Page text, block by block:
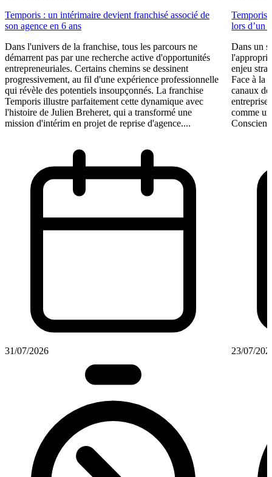
Temporis : un intérimaire devient franchisé associé de
son agence en 6 ans
Dans l'univers de la franchise, tous les parcours ne
démarrent pas par une recherche active d'opportunités
entrepreneuriales. Certains chemins se dessinent
progressivement, au fil d'une expérience professionnelle
qui révèle des potentiels insoupçonnés. La franchise
Temporis illustre parfaitement cette dynamique avec
l'histoire de Julien Breheret, qui a transformé une
mission d'intérim en projet de reprise d'agence....
31/07/2026
Temporis
lors d’un
Dans un
enjeu
Face à la
canaux
comme
Conscient
23/07/